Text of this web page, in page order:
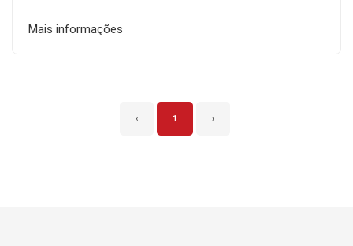
Mais informações
‹ 1 ›